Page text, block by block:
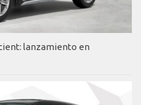
lanzamiento en